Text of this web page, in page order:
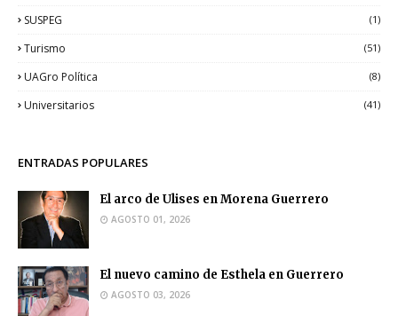
SUSPEG (1)
Turismo (51)
UAGro Política (8)
Universitarios (41)
ENTRADAS POPULARES
El arco de Ulises en Morena Guerrero
AGOSTO 01, 2026
El nuevo camino de Esthela en Guerrero
AGOSTO 03, 2026